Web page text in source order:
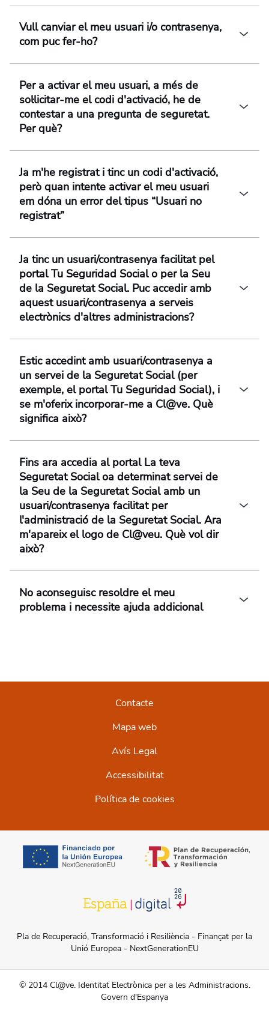
Vull canviar el meu usuari i/o contrasenya,
com puc fer-ho?
Per a activar el meu usuari, a més de
sol·licitar-me el codi d'activació, he de
contestar a una pregunta de seguretat.
Per què?
Ja m'he registrat i tinc un codi d'activació,
però quan intente activar el meu usuari
em dóna un error del tipus “Usuari no
registrat”
Ja tinc un usuari/contrasenya facilitat pel
portal Tu Seguridad Social o per la Seu
de la Seguretat Social. Puc accedir amb
aquest usuari/contrasenya a serveis
electrònics d'altres administracions?
Estic accedint amb usuari/contrasenya a
un servei de la Seguretat Social (per
exemple, el portal Tu Seguridad Social), i
se m'oferix incorporar-me a Cl@ve. Què
significa això?
Fins ara accedia al portal La teva
Seguretat Social oa determinat servei de
la Seu de la Seguretat Social amb un
usuari/contrasenya facilitat per
l'administració de la Seguretat Social. Ara
m'apareix el logo de Cl@veu. Què vol dir
això?
No aconseguisc resoldre el meu
problema i necessite ajuda addicional
Contacte
Mapa web
Avís Legal
Accessibilitat
Política de cookies
opens in a new tab opens in a new
opens in a new tab
Pla de Recuperació, Transformació i Resiliència - Finançat per la
Unió Europea - NextGenerationEU
© 2014 Cl@ve. Identitat Electrònica per a les Administracions.
Govern d'Espanya